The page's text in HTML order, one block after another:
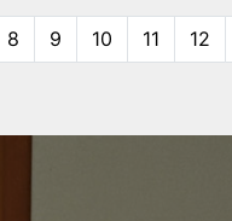
8 9 10 11 12